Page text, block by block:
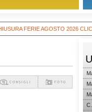
FERIE AGOSTO 2026 CLICCA